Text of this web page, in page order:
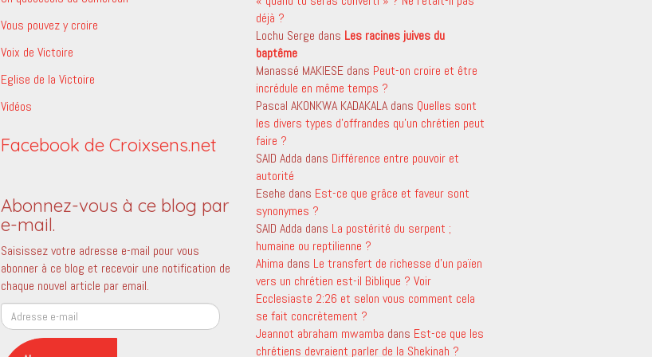
Vous pouvez y croire
Voix de Victoire
Eglise de la Victoire
Vidéos
Facebook de Croixsens.net
Abonnez-vous à ce blog par
e-mail.
Saisissez votre adresse e-mail pour vous
abonner à ce blog et recevoir une notification de
chaque nouvel article par email.
Adresse
e-
mail
déjà ?
Lochu Serge dans Les racines juives du
baptême
Manassé MAKIESEdans Peut-on croire et être
incrédule en même temps ?
Pascal AKONKWA KADAKALAdans Quelles sont
les divers types d’offrandes qu’un chrétien peut
faire ?
SAID Adda dans Différence entre pouvoir et
autorité
Esehe dans Est-ce que grâce et faveur sont
synonymes ?
SAID Adda dans La postérité du serpent ;
humaine ou reptilienne ?
Ahima dans Le transfert de richesse d’un païen
vers un chrétien est-il Biblique ? Voir
Ecclesiaste 2:26 et selon vous comment cela
se fait concrètement ?
Jeannot abraham mwamba dans Est-ce que les
chrétiens devraient parler de la Shekinah ?